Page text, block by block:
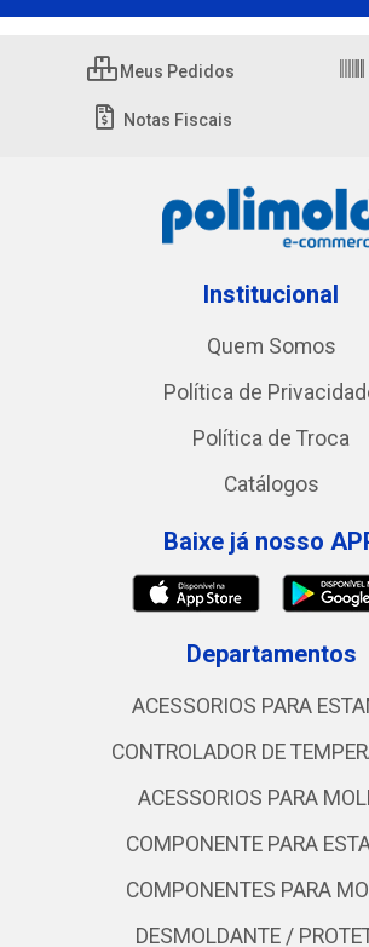
Meus Pedidos
Notas Fiscais
Institucional
Quem Somos
Política de
Política de Troca
Catálogos
Baixe já nosso
Departamentos
ACESSORIOS PARA
CONTROLADOR DE
ACESSORIOS PARA
COMPONENTE PARA
COMPONENTES PARA
DESMOLDANTE /